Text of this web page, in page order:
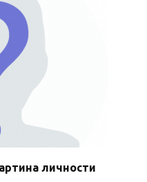
личности